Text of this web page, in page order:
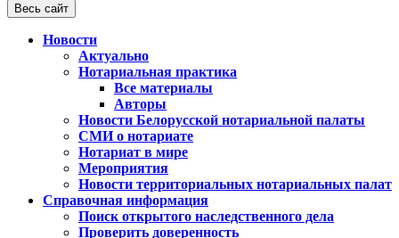
Весь сайт
Новости
Актуально
Нотариальная практика
Все материалы
Авторы
Новости Белорусской нотариальной палаты
СМИ о нотариате
Нотариат в мире
Мероприятия
Новости территориальных нотариальных палат
Справочная информация
Поиск открытого наследственного дела
Проверить доверенность